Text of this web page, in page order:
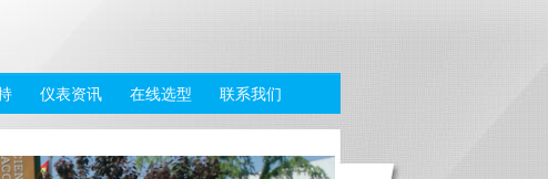
仪表资讯 在线选型 联系我们